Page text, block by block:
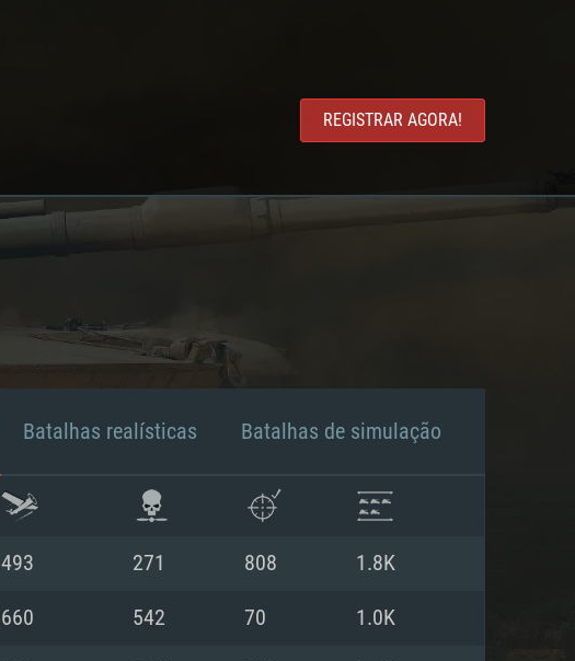
REGISTRAR AGORA!
Batalhas realísticas Batalhas de simulação
493 271 808 1.8K
660 542 70 1.0K